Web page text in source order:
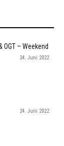
– Weekend
24. Juni 2022
24. Juni 2022